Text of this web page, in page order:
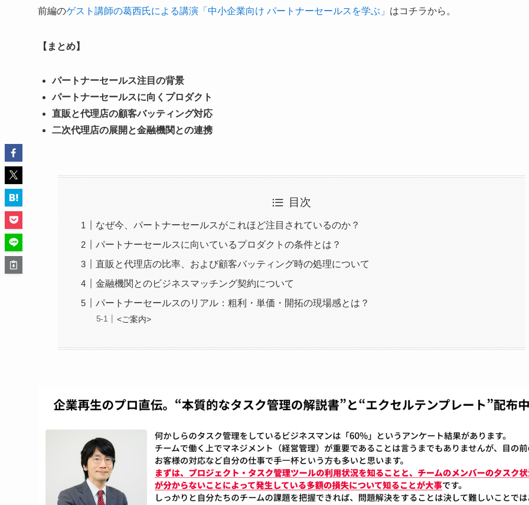
前編のゲスト講師の葛西氏による講演「中小企業向け パートナーセールスを学ぶ」 はコチラから。
【まとめ】
パートナーセールス注目の背景
パートナーセールスに向くプロダクト
直販と代理店の顧客バッティング対応
二次代理店の展開と金融機関との連携
目次
なぜ今、パートナーセールスがこれほど注目されているのか？
パートナーセールスに向いているプロダクトの条件とは？
直販と代理店の比率、および顧客バッティング時の処理について
金融機関とのビジネスマッチング契約について
パートナーセールスのリアル：粗利・単価・開拓の現場感とは？
<ご案内>